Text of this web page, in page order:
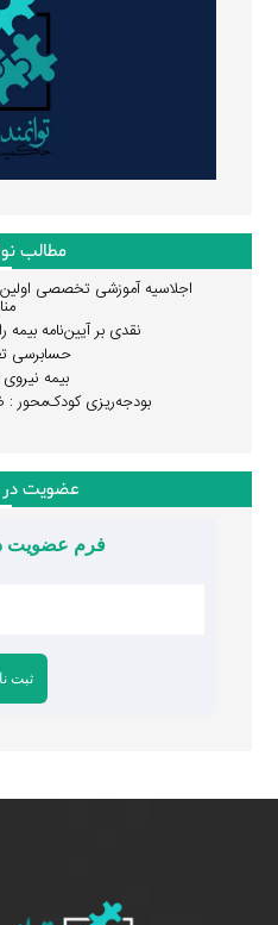
مطالب
اجلاسیه آموزشی تخصصی
نقدی بر آیین‌نامه بیمه
حسابرسی
بیمه
بودجه‌ریزی کودک‌محور :
عضویت در
فرم عضویت